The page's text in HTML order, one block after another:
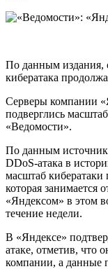
По данным издания,
кибератака
Серверы компании
подверглись
«Ведомости».
По данным
DDoS-атака в
масштаб
которая занимается
«Яндексом» в этом
течение недели.
В «Яндексе»
атаке, отметив, что
компании, а данные